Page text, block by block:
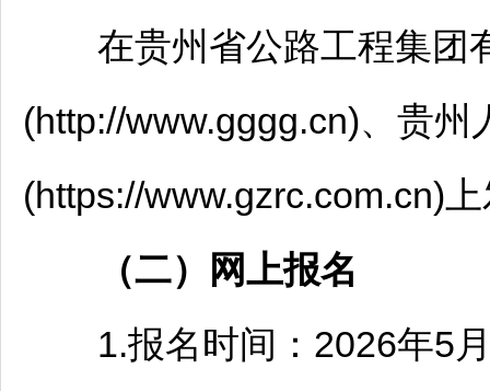
在贵州省公路工程集团
(http://www.gggg.cn)、贵州
(https://www.gzrc.com.cn)
（二）
网上报名
1.报名时间：2026年5月